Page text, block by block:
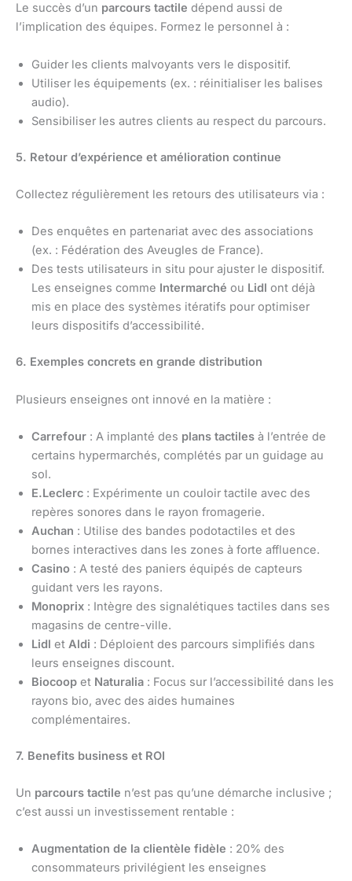
Le succès d’un parcours tactile dépend aussi de
l’implication des équipes. Formez le personnel à :
Guider les clients malvoyants vers le dispositif.
Utiliser les équipements (ex. : réinitialiser les balises
audio).
Sensibiliser les autres clients au respect du parcours.
5. Retour d’expérience et amélioration continue
Collectez régulièrement les retours des utilisateurs via :
Des enquêtes en partenariat avec des associations
(ex. : Fédération des Aveugles de France).
Des tests utilisateurs in situ pour ajuster le dispositif.
Les enseignes comme Intermarché ou Lidl ont déjà
mis en place des systèmes itératifs pour optimiser
leurs dispositifs d’accessibilité.
6. Exemples concrets en grande distribution
Plusieurs enseignes ont innové en la matière :
Carrefour : A implanté des plans tactiles à l’entrée de
certains hypermarchés, complétés par un guidage au
sol.
E.Leclerc : Expérimente un couloir tactile avec des
repères sonores dans le rayon fromagerie.
Auchan : Utilise des bandes podotactiles et des
bornes interactives dans les zones à forte affluence.
Casino : A testé des paniers équipés de capteurs
guidant vers les rayons.
Monoprix : Intègre des signalétiques tactiles dans ses
magasins de centre-ville.
Lidl et Aldi : Déploient des parcours simplifiés dans
leurs enseignes discount.
Biocoop et Naturalia : Focus sur l’accessibilité dans les
rayons bio, avec des aides humaines
complémentaires.
7. Benefits business et ROI
Un parcours tactile n’est pas qu’une démarche inclusive ;
c’est aussi un investissement rentable :
Augmentation de la clientèle fidèle : 20% des
consommateurs privilégient les enseignes